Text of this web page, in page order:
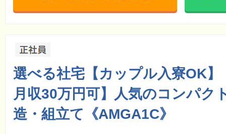
選べる社宅【カップル入寮OK】
月収30万円可】人気のコンパク
造・組立て《AMGA1C》